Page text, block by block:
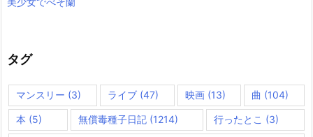
タグ
マンスリー (3) ライブ(47) 映画(13) 曲 (104)
本 (5) 無償毒種子日記(1214) 行ったとこ (3)